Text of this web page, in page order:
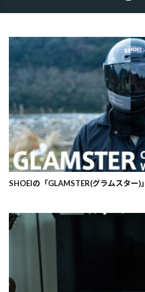
SHOEIの「GLAMSTER(グラムスター)